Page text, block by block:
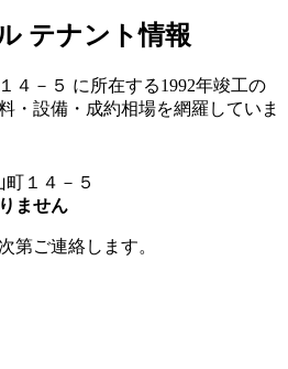
テナント情報
４－５ に所在する1992年竣工の
・設備・成約相場を網羅していま
１４－５
ません
第ご連絡します。